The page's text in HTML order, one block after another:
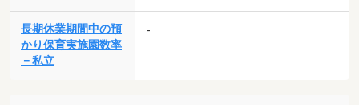
長期休業期間中の預
かり保育実施園数率
－私立
-